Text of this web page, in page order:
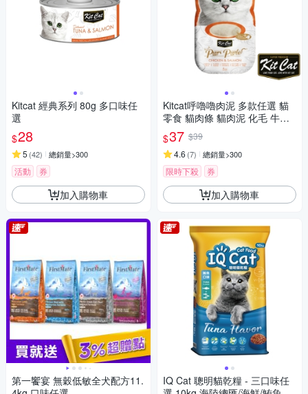
Kitcat 經典系列 80g 多口味任
選
$28
5 (42) 總銷量>300
活動 券
加入購物車
第一饗宴 無穀低敏全犬配方11.
Kitcat呼嚕嚕肉泥 多款任選 貓
零食 貓肉條 貓肉泥 化毛 牛磺
酸 保健零食
$37 $39
4.6 (7) 總銷量>300
限時下殺 券
加入購物車
IQ Cat 聰明貓乾糧 - 三口味任